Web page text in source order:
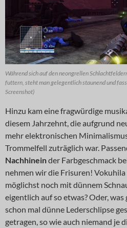
Während sich auf den neongrellen
futtern, steht man gelegentlich staunend und
Screenshot)
Hinzu kam eine fragwürdige
diesem Jahrzehnt, die aufgrund
mehr elektronischen
Trommelfell zuträglich war.
Nachhineinder Farbgeschmack
nehmen wir die Frisuren!
möglichst noch mit dünnem
eigentlich auf so etwas? Oder, was
schon mal dünne Lederschlipse
getragen, so wie auch niemand je